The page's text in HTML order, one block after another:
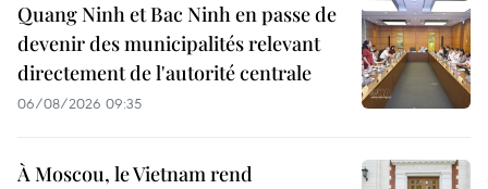
Quang Ninh et Bac Ninh en passe de
devenir des municipalités relevant
directement de l'autorité centrale
06/08/2026 09:35
À Moscou, le Vietnam rend